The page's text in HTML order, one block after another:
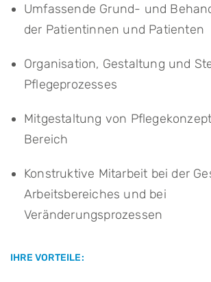
Umfassende Grund- und
der Patientinnen und Patienten
Organisation, Gestaltung und
Pflegeprozesses
Mitgestaltung von
Bereich
Konstruktive Mitarbeit bei der
Arbeitsbereiches und bei
Veränderungsprozessen
IHRE VORTEILE: